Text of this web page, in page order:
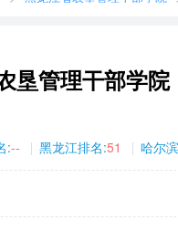
垦管理干部学院
:-- 黑龙江排名:51 哈尔